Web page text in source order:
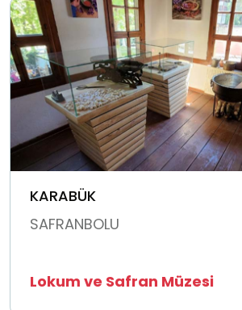
KARABÜK
SAFRANBOLU
Lokum ve Safran Müzesi